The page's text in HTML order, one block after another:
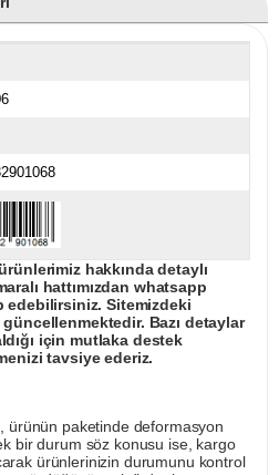
hakkında detaylı
hattımızdan whatsapp
edebilirsiniz. Sitemizdeki
Bazı detaylar
için mutlaka destek
tavsiye ederiz.
ürünün paketinde deformasyon
bir durum söz konusu ise, kargo
ürünlerinizin durumunu kontrol